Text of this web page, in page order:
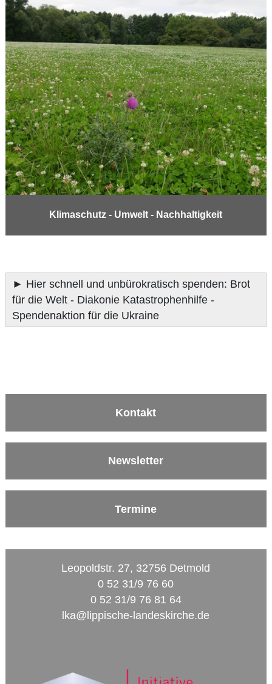
Klimaschutz - Umwelt - Nachhaltigkeit
► Hier schnell und unbürokratisch spenden: Brot
für die Welt - Diakonie Katastrophenhilfe -
Spendenaktion für die Ukraine
Kontakt
Newsletter
Termine
Leopoldstr. 27, 32756 Detmold
0 52 31/9 76 60
0 52 31/9 76 81 64
lka@lippische-landeskirche.de